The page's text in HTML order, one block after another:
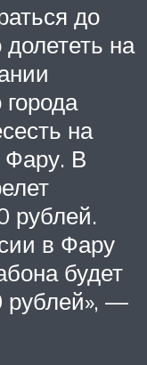
до
на
на
В
рублей.
в Фару
будет
рублей», —